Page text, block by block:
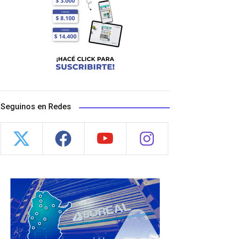
Seguinos en Redes